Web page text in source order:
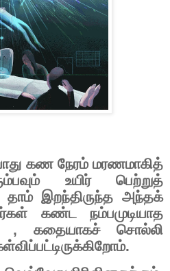
கண நேரம் மரணமாகித்
உயிர்
பெற்றுத்
தாம் இறந்திருந்த அந்தக்
கண்ட
நம்பமுடியாத
கதையாகச்
சொல்லி
.